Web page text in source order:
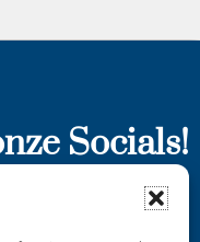
Socials!